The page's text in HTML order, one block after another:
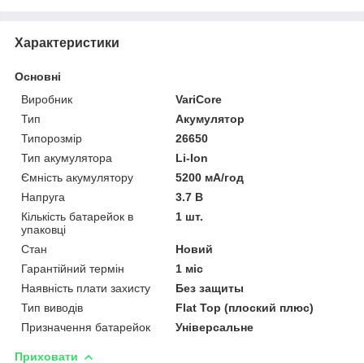
Характеристики
Основні
Виробник
VariCore
Тип
Акумулятор
Типорозмір
26650
Тип акумулятора
Li-Ion
Ємність акумулятору
5200 мА/год
Напруга
3.7 В
Кількість батарейок в
упаковці
1 шт.
Стан
Новий
Гарантійний термін
1 міс
Наявність плати захисту
Без защиты
Тип виводів
Flat Top (плоский плюс)
Призначення батарейок
Універсальне
Приховати